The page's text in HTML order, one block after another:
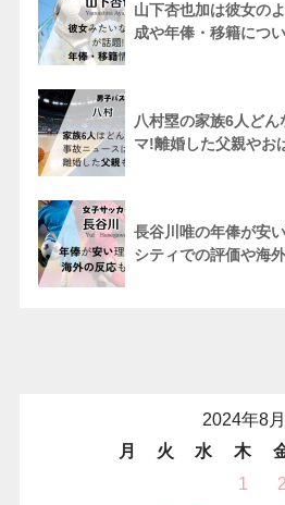
山下杏也加は彼女の
成や年俸・移籍につ
八村塁の家族6人ど
マ!離婚した父親やお
長谷川唯の年俸が安
シティでの評価や海
2024年8月
月
火 水 木
1
2